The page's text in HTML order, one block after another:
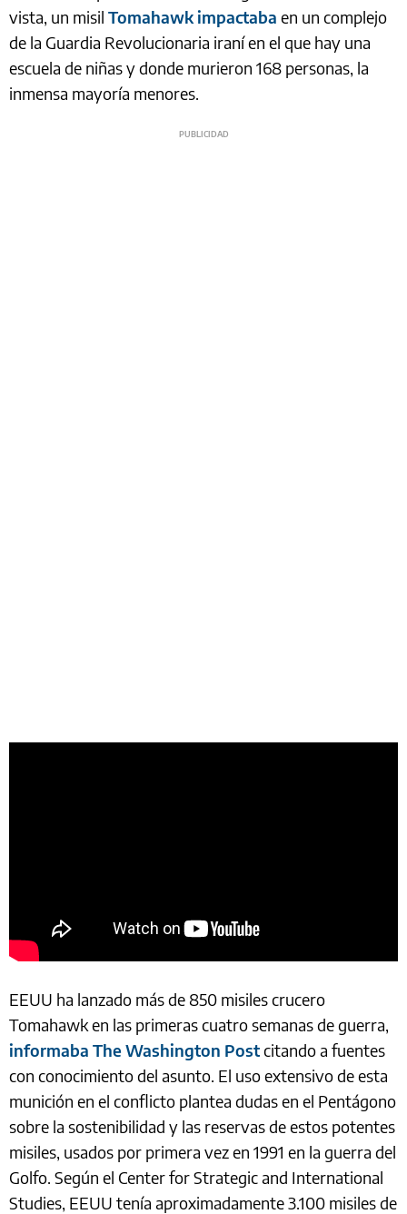
vista, un misil Tomahawk impactaba en un complejo
de la Guardia Revolucionaria iraní en el que hay una
escuela de niñas y donde murieron 168 personas, la
inmensa mayoría menores.
EEUU ha lanzado más de 850 misiles crucero
Tomahawk en las primeras cuatro semanas de guerra,
informaba The Washington Postcitando a fuentes
con conocimiento del asunto. El uso extensivo de esta
munición en el conflicto plantea dudas en el Pentágono
sobre la sostenibilidad y las reservas de estos potentes
misiles, usados por primera vez en 1991 en la guerra del
Golfo. Según el Center for Strategic and International
Studies, EEUU tenía aproximadamente 3.100 misiles de